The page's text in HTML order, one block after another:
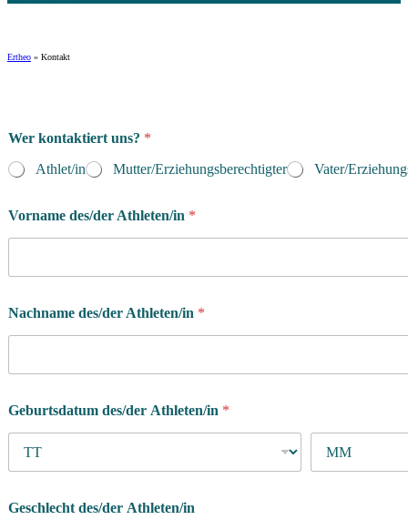
Ertheo » Kontakt
Wer kontaktiert uns? *
Athlet/in
Mutter/Erziehungsberechtigter Vater/
Vorname des/der Athleten/in *
Nachname des/der Athleten/in *
Geburtsdatum des/der Athleten/in *
Geschlecht des/der Athleten/in